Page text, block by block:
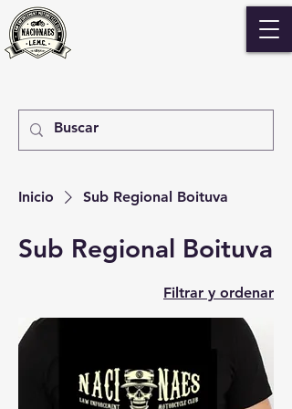
Inicio Sub Regional Boituva
Sub Regional Boituva
Filtrar y ordenar